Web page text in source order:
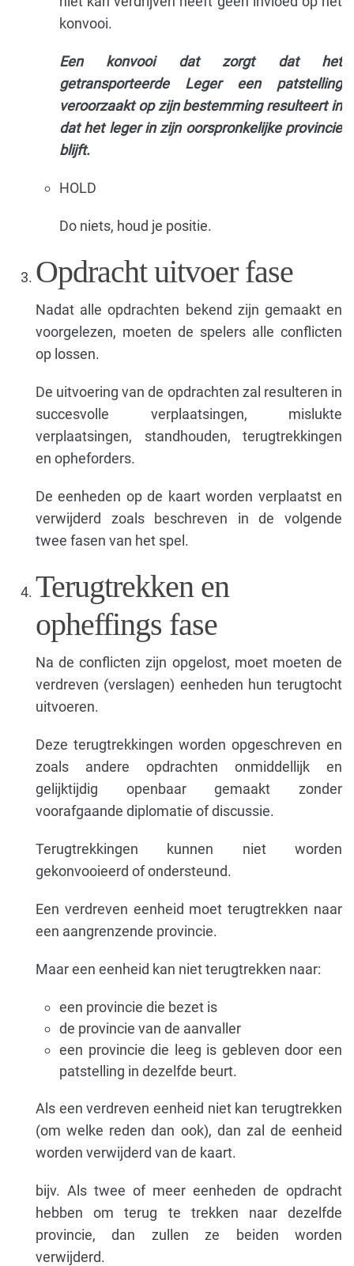
konvooi.
Een konvooi dat zorgt dat het
getransporteerde Leger een patstelling
veroorzaakt op zijn bestemming resulteert in
dat het leger in zijn oorspronkelijke provincie
blijft.
HOLD
Do niets, houd je positie.
Opdracht uitvoer fase
Nadat alle opdrachten bekend zijn gemaakt en
voorgelezen, moeten de spelers alle conflicten
op lossen.
De uitvoering van de opdrachten zal resulteren in
succesvolle verplaatsingen, mislukte
verplaatsingen, standhouden, terugtrekkingen
en opheforders.
De eenheden op de kaart worden verplaatst en
verwijderd zoals beschreven in de volgende
twee fasen van het spel.
Terugtrekken en
opheffings fase
Na de conflicten zijn opgelost, moet moeten de
verdreven (verslagen) eenheden hun terugtocht
uitvoeren.
Deze terugtrekkingen worden opgeschreven en
zoals andere opdrachten onmiddellijk en
gelijktijdig openbaar gemaakt zonder
voorafgaande diplomatie of discussie.
Terugtrekkingen kunnen niet worden
gekonvooieerd of ondersteund.
Een verdreven eenheid moet terugtrekken naar
een aangrenzende provincie.
Maar een eenheid kan niet terugtrekken naar:
een provincie die bezet is
de provincie van de aanvaller
een provincie die leeg is gebleven door een
patstelling in dezelfde beurt.
Als een verdreven eenheid niet kan terugtrekken
(om welke reden dan ook), dan zal de eenheid
worden verwijderd van de kaart.
bijv. Als twee of meer eenheden de opdracht
hebben om terug te trekken naar dezelfde
provincie, dan zullen ze beiden worden
verwijderd.